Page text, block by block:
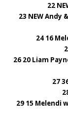
22
23 NEW Andy
24 16
26 20 Liam
27
29 15 Melendi